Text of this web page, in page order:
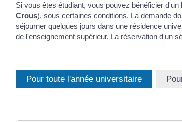
Si vous êtes étudiant, vous pouvez bénéficier
Crous), sous certaines conditions. La demande
séjourner quelques jours dans une résidence
de l'enseignement supérieur. La réservation d'un
Pour toute l'année universitaire